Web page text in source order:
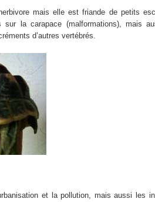
mais elle est friande de petits
sur la carapace (malformations), mais
d’autres vertébrés.
et la pollution, mais aussi les